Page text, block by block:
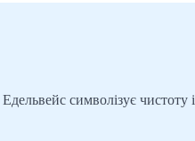
символізує чистоту і